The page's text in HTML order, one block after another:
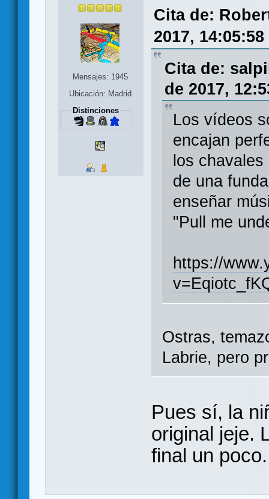
Mensajes: 1945
Ubicación: Madrid
Distinciones
Cita de:
2017, 14:05:58
Cita de:
de 2017,
Los vídeos
encajan
los
de una
enseñar
"Pull me
https://
Ostras,
Labrie, pero
Pues sí, la
original jeje.
final un